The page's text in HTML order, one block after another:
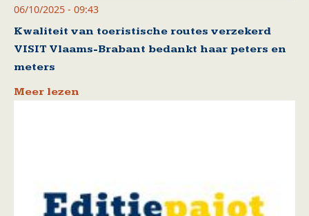
06/10/2025 - 09:43
Kwaliteit van toeristische routes verzekerd
VISIT Vlaams-Brabant bedankt haar peters en
meters
Meer lezen